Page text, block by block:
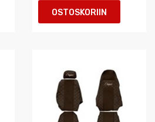
OSTOSKORIIN